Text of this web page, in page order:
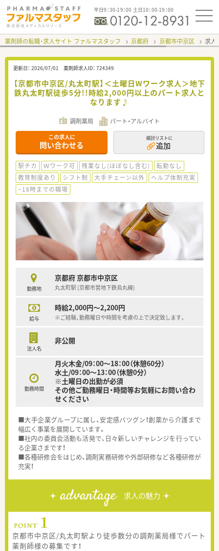
平日9：30-19：00 土日10：00-19：00
薬剤師の転職・求人サイト ファルマスタッフ 京都府 京都市中京区 求人
更新日： 2026/07/01 薬剤師求人ID： 724349
【京都市中京区/丸太町駅】＜土曜日Wワーク求人＞地下
鉄丸太町駅徒歩5分!!時給2,000円以上のパート求人と
なります♪
調剤薬局 パート・アルバイト
この求人に
問い合わせる
検討リストに
追加
駅チカ Ｗワーク可 残業なし(ほぼなし含む)
転勤なし
教育制度あり
シフト制 大手チェーン以外
ヘルプ体制充実
~18時までの職場
勤務地
京都府 京都市中京区
丸太町駅 (京都市営地下鉄烏丸線)
給与
時給2,000円～2,200円
※ご経験、勤務曜日や時間を考慮の上で決定致します。
法人名
非公開
勤務時間
月火木金/09：00～18：00（休憩60分）
水土/09：00～13：00（休憩0分）
※土曜日の出勤が必須
その他ご勤務曜日・時間等お気軽にお問い合わ
せください
■大手企業グループに属し、安定感バツグン！創薬から介護まで
幅広く事業を展開しています。
■社内の委員会活動も活発で、日々新しいチャレンジを行ってい
る企業さまです！
■各種研修会をはじめ、調剤実務研修や外部研修など各種研修が
充実！
advantage 求人の魅力
京都市中京区/丸太町駅より徒歩数分の調剤薬局様でパート
薬剤師様の募集です！